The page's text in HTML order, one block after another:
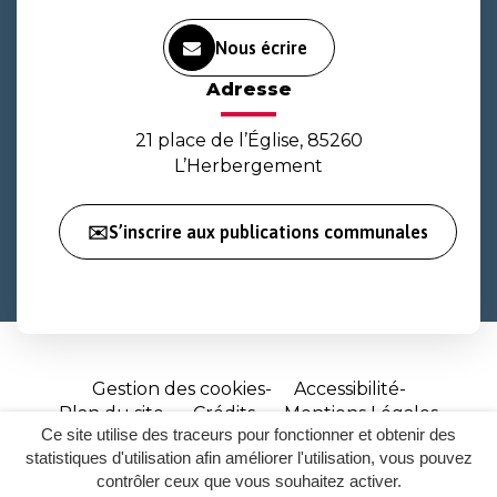
Ce site utilise des traceurs pour fonctionner et obtenir des
statistiques d'utilisation afin améliorer l'utilisation, vous pouvez
contrôler ceux que vous souhaitez activer.
Nous écrire
Adresse
21 place de l’Église, 85260
L’Herbergement
✉️S’inscrire aux publications communales
Gestion des cookies
Accessibilité
Plan du site
Crédits
Mentions Légales
Site
réalisé